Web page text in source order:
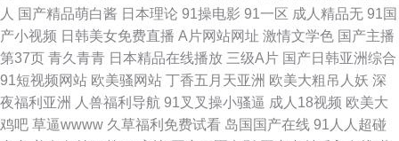
人 国产精品萌白酱 日本理论 91操电影 91一区 成人精品无 91国
产小视频 日韩美女免费直播 A片网站网址 激情文学色 国产主播
第37页 青久青青 日本精品在线播放 三级A片 国产日韩亚洲综合
91短视频网站 欧美骚网站 丁香五月天亚洲 欧美大粗吊人妖 深
夜福利亚洲
人兽福利导航 91叉叉操小骚逼 成人18视频 欧美大
鸡吧 草逼wwww 久草福利免费试看 岛国国产在线 91人人超碰